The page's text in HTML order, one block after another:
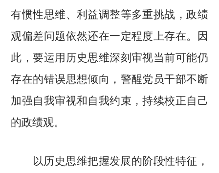
有惯性思维、利益调整等多重挑战，政绩
观偏差问题依然还在一定程度上存在。因
此，要运用历史思维深刻审视当前可能仍
存在的错误思想倾向，警醒党员干部不断
加强自我审视和自我约束，持续校正自己
的政绩观。
以历史思维把握发展的阶段性特征，